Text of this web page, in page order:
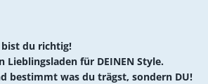
du richtig!
Lieblingsladen für DEINEN Style.
bestimmt was du trägst, sondern DU!